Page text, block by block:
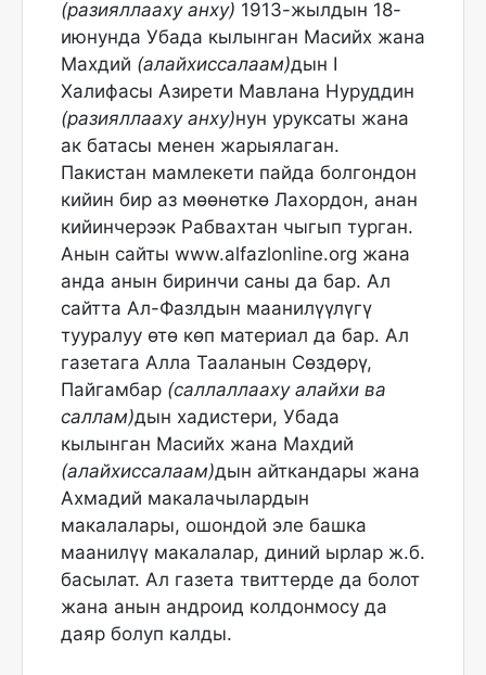
(разияллааху анху) 1913-жылдын 18-
июнунда Убада кылынган Масийх жана
Махдий (алайхиссалаам)дын I
Халифасы Азирети Мавлана Нуруддин
(разияллааху анху)нун уруксаты жана
ак батасы менен жарыялаган.
Пакистан мамлекети пайда болгондон
кийин бир аз мөөнөткө Лахордон, анан
кийинчерээк Рабвахтан чыгып турган.
Анын сайты www.alfazlonline.org жана
анда анын биринчи саны да бар. Ал
сайтта Ал-Фазлдын маанилүүлүгү
тууралуу өтө көп материал да бар. Ал
газетага Алла Тааланын Сөздөрү,
Пайгамбар (саллаллааху алайхи ва
саллам)дын хадистери, Убада
кылынган Масийх жана Махдий
(алайхиссалаам)дын айткандары жана
Ахмадий макалачылардын
макалалары, ошондой эле башка
маанилүү макалалар, диний ырлар ж.б.
басылат. Ал газета твиттерде да болот
жана анын андроид колдонмосу да
даяр болуп калды.